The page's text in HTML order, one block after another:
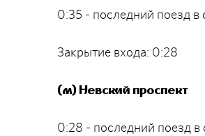
0:35 - последний поезд в
Закрытие входа: 0:28
(м) Невский проспект
0:28 - последний поезд в